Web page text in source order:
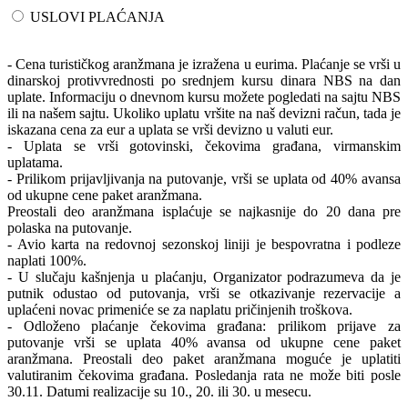
USLOVI PLAĆANJA
- Cena turističkog aranžmana je izražena u eurima. Plaćanje se vrši u
dinarskoj protivvrednosti po srednjem kursu dinara NBS na dan
uplate. Informaciju o dnevnom kursu možete pogledati na sajtu NBS
ili na našem sajtu. Ukoliko uplatu vršite na naš devizni račun, tada je
iskazana cena za eur a uplata se vrši devizno u valuti eur.
- Uplata se vrši gotovinski, čekovima građana, virmanskim
uplatama.
- Prilikom prijavljivanja na putovanje, vrši se uplata od 40% avansa
od ukupne cene paket aranžmana.
Preostali deo aranžmana isplaćuje se najkasnije do 20 dana pre
polaska na putovanje.
- Avio karta na redovnoj sezonskoj liniji je bespovratna i podleze
naplati 100%.
- U slučaju kašnjenja u plaćanju, Organizator podrazumeva da je
putnik odustao od putovanja, vrši se otkazivanje rezervacije a
uplaćeni novac primeniće se za naplatu pričinjenih troškova.
- Odloženo plaćanje čekovima građana: prilikom prijave za
putovanje vrši se uplata 40% avansa od ukupne cene paket
aranžmana. Preostali deo paket aranžmana moguće je uplatiti
valutiranim čekovima građana. Posledanja rata ne može biti posle
30.11. Datumi realizacije su 10., 20. ili 30. u mesecu.